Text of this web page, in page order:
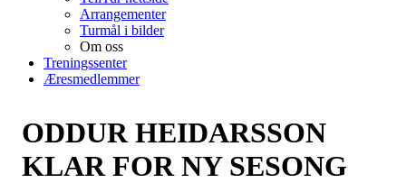
Arrangementer
Turmål i bilder
Om oss
Treningssenter
Æresmedlemmer
ODDUR HEIDARSSON
KLAR FOR NY SESONG